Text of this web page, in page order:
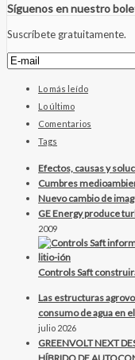
Síguenos en nuestro
Suscríbete gratuitamente.
Lo más leído
Lo último
Comentarios
Tags
Efectos, causas y
Cumbres
Nuevo cambio de
GE Energy produce
2009
Controls Saft
Las estructuras
consumo de agua en
julio 2026
GREENVOLT NEXT